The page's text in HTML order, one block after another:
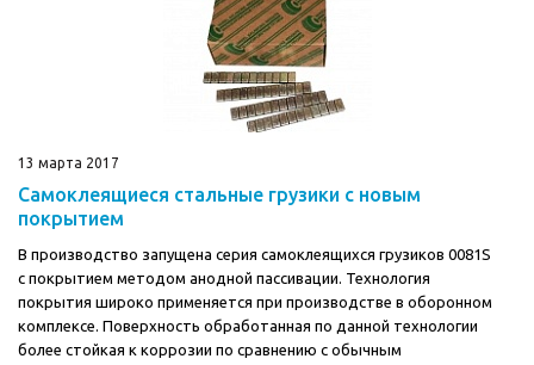
13 марта 2017
Самоклеящиеся стальные грузики с новым
покрытием
В производство запущена серия самоклеящихся грузиков 0081S
с покрытием методом анодной пассивации. Технология
покрытия широко применяется при производстве в оборонном
комплексе. Поверхность обработанная по данной технологии
более стойкая к коррозии по сравнению с обычным